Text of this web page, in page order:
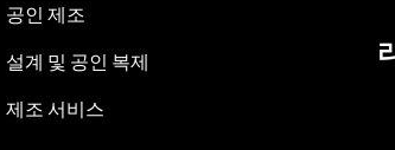
공인 제조
설계 및 공인 복제
제조 서비스